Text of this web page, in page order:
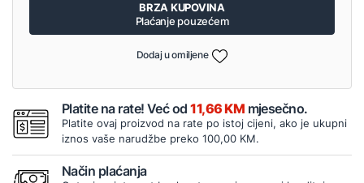
BRZA KUPOVINA
Plaćanje pouzećem
Dodaj u omiljene
Platite na rate! Već od11,66 KM mjesečno.
Platite ovaj proizvod na rate po istoj cijeni, ako je ukupni
iznos vaše narudžbe preko 100,00 KM.
Način plaćanja